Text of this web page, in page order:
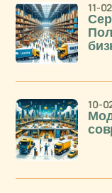
11-
10-